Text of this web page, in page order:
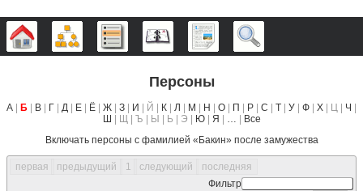
Дерево Графики Списки Календарь Отчёты
Персоны
А Б В Г Д Е Ё Ж З И | Й | К Л М Н О П Р С Т У Ф Х | Ц | Ч
Ш
| Щ | Ъ | Ы | Ь | Э | Ю| Я …
Все
Включать персоны с фамилией « Бакин» после замужества
первая предыдущий 1 следующий
последняя
Фильтр